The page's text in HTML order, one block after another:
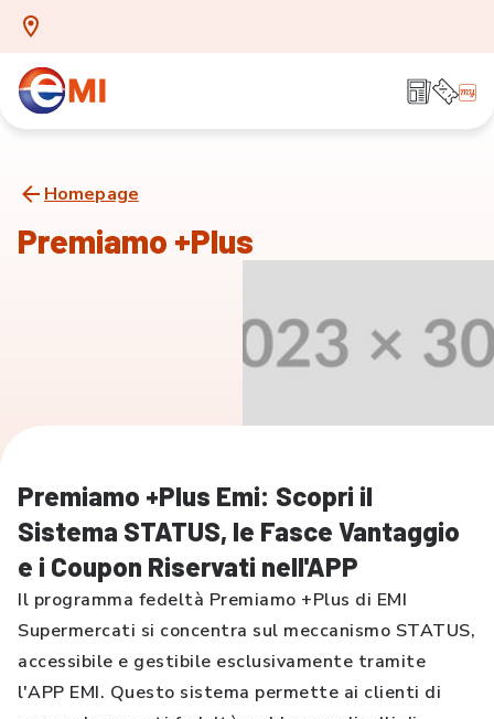
Homepage
Premiamo +Plus
Premiamo +Plus Emi: Scopri il
Sistema STATUS, le Fasce Vantaggio
e i Coupon Riservati nell'APP
Il programma fedeltà Premiamo +Plus di EMI
Supermercati si concentra sul meccanismo STATUS,
accessibile e gestibile esclusivamente tramite
l'APP EMI. Questo sistema permette ai clienti di